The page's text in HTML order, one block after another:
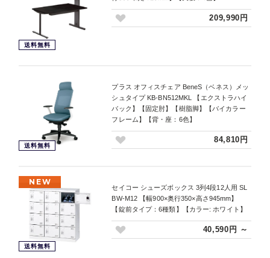
送料無料
209,990円
送料無料
プラス オフィスチェア BeneS（ベネス）メッ
シュタイプ KB-BN512MKL 【エクストラハイ
バック】【固定肘】【樹脂脚】【バイカラー
フレーム】【背・座：6色】
84,810円
NEW
送料無料
セイコー シューズボックス 3列4段12人用 SL
BW-M12 【幅900×奥行350×高さ945mm】
【錠前タイプ：6種類】【カラー: ホワイト】
40,590円 ～